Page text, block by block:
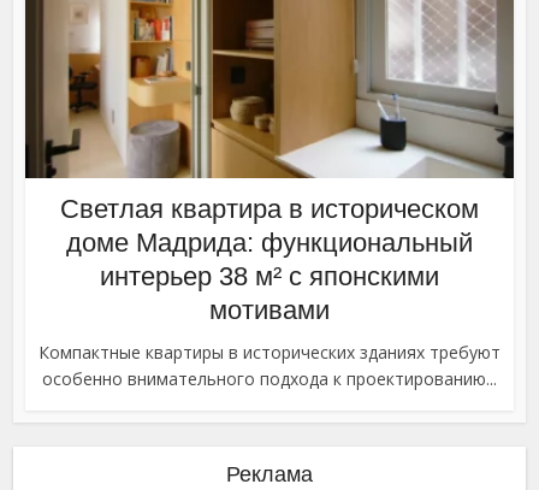
Светлая квартира в историческом
доме Мадрида: функциональный
интерьер 38 м² с японскими
мотивами
Компактные квартиры в исторических зданиях требуют
особенно внимательного подхода к проектированию...
Реклама